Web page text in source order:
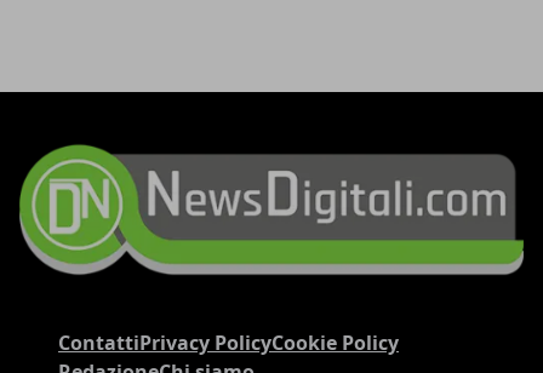
ContattiPrivacy PolicyCookie Policy